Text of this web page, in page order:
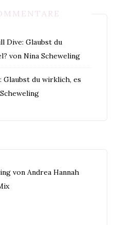
Dive: Glaubst du
von Nina Scheweling
Glaubst du wirklich, es
von Andrea Hannah